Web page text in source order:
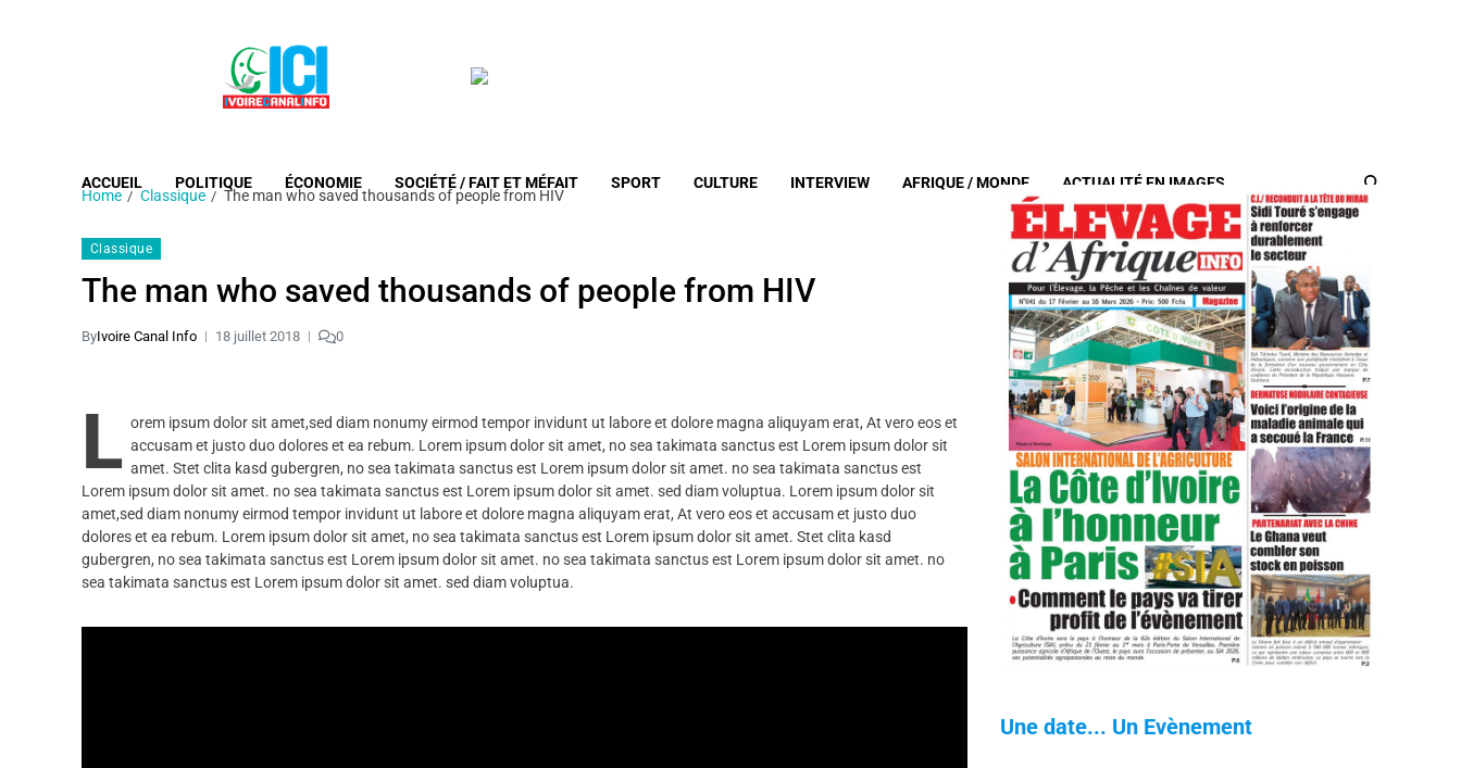
ACCUEIL POLITIQUE ÉCONOMIE SOCIÉTÉ / FAIT ET MÉFAIT SPORT CULTURE INTERVIEW AFRIQUE / MONDE ACTUALITÉ EN IMAGES
Home Classique The man who saved thousands of people from HIV
Classique
The man who saved thousands of people from HIV
ByIvoire Canal Info 18 juillet 2018 0
L orem ipsum dolor sit amet,sed diam nonumy eirmod tempor invidunt ut labore et dolore magna aliquyam erat, At vero eos et
accusam et justo duo dolores et ea rebum. Lorem ipsum dolor sit amet, no sea takimata sanctus est Lorem ipsum dolor sit
amet. Stet clita kasd gubergren, no sea takimata sanctus est Lorem ipsum dolor sit amet. no sea takimata sanctus est
Lorem ipsum dolor sit amet. no sea takimata sanctus est Lorem ipsum dolor sit amet. sed diam voluptua. Lorem ipsum dolor sit
amet,sed diam nonumy eirmod tempor invidunt ut labore et dolore magna aliquyam erat, At vero eos et accusam et justo duo
dolores et ea rebum. Lorem ipsum dolor sit amet, no sea takimata sanctus est Lorem ipsum dolor sit amet. Stet clita kasd
gubergren, no sea takimata sanctus est Lorem ipsum dolor sit amet. no sea takimata sanctus est Lorem ipsum dolor sit amet. no
sea takimata sanctus est Lorem ipsum dolor sit amet. sed diam voluptua.
Une date... Un Evènement